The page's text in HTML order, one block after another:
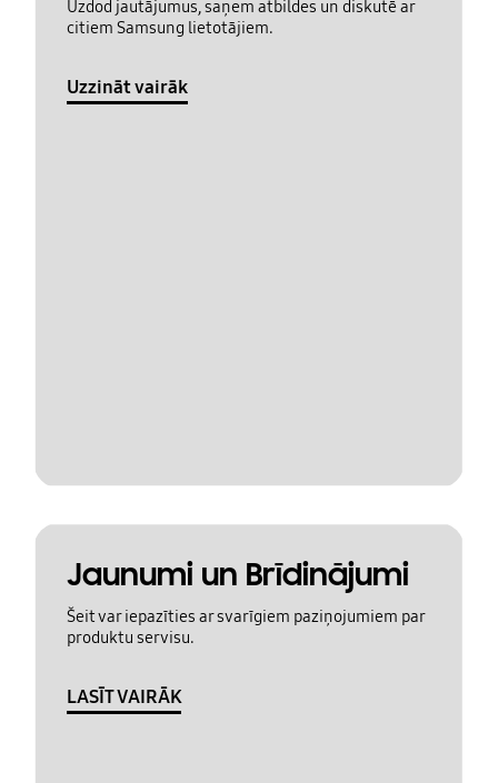
Uzdod jautājumus, saņem atbildes un diskutē ar
citiem Samsung lietotājiem.
Uzzināt vairāk
Jaunumi un Brīdinājumi
Šeit var iepazīties ar svarīgiem paziņojumiem par
produktu servisu.
LASĪT VAIRĀK